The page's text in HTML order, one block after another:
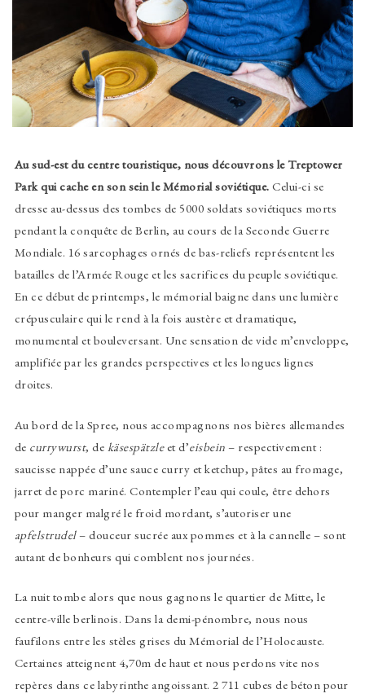
Au sud-est du centre touristique, nous découvrons le Treptower
Park qui cache en son sein le Mémorial soviétique. Celui-ci se
dresse au-dessus des tombes de 5000 soldats soviétiques morts
pendant la conquête de Berlin, au cours de la Seconde Guerre
Mondiale. 16 sarcophages ornés de bas-reliefs représentent les
batailles de l’Armée Rouge et les sacrifices du peuple soviétique.
En ce début de printemps, le mémorial baigne dans une lumière
crépusculaire qui le rend à la fois austère et dramatique,
monumental et bouleversant. Une sensation de vide m’enveloppe,
amplifiée par les grandes perspectives et les longues lignes
droites.
Au bord de la Spree, nous accompagnons nos bières allemandes
de currywurst, de käsespätzleet d’eisbein – respectivement :
saucisse nappée d’une sauce curry et ketchup, pâtes au fromage,
jarret de porc mariné. Contempler l’eau qui coule, être dehors
pour manger malgré le froid mordant, s’autoriser une
apfelstrudel– douceur sucrée aux pommes et à la cannelle – sont
autant de bonheurs qui comblent nos journées.
La nuit tombe alors que nous gagnons le quartier de Mitte, le
centre-ville berlinois. Dans la demi-pénombre, nous nous
faufilons entre les stèles grises du Mémorial de l’Holocauste.
Certaines atteignent 4,70m de haut et nous perdons vite nos
repères dans ce labyrinthe angoissant. 2 711 cubes de béton pour